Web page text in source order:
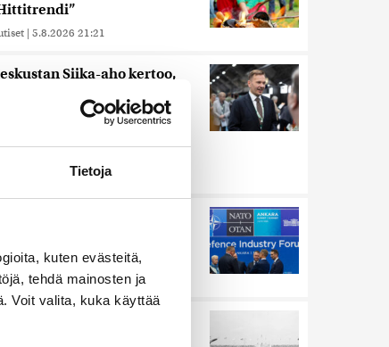
Tietoja
kuten evästeitä,
tehdä mainosten ja
Voit valita, kuka käyttää
| 5.8.2026 21:21
Siika-aho kertoo,
uutinen –
6.8.2026 11:56
suorituskyvystä
| 5.8.2026 22:15